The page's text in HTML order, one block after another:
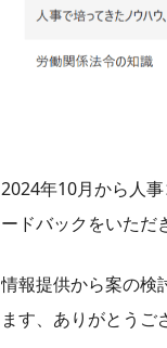
2024年10月から人
ードバックをいただ
情報提供から案の検
ます、ありがとうご